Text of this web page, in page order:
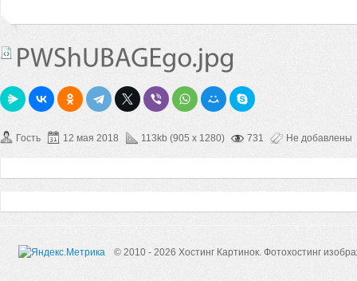
Гость 12 мая 2018 113kb (905 x 1280) 731 Не добавлены
© 2010 - 2026 Хостинг Картинок. Фотохостинг